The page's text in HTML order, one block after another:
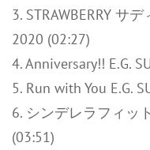
3. STRAWBERRY サ
2020 (02:27)
4. Anniversary!! E.G.
5. Run with You E.G.
6. シンデレラフィッ
(03:51)